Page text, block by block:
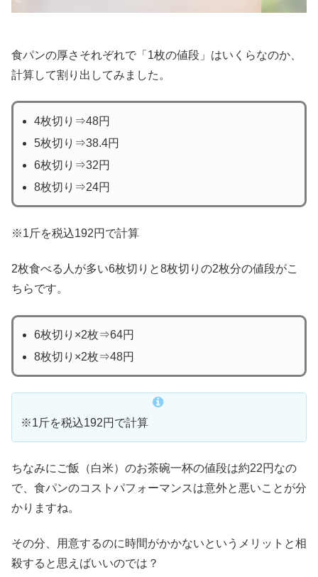
食パンの厚さそれぞれで「1枚の値段」はいくらなのか、
計算して割り出してみました。
4枚切り⇒48円
5枚切り⇒38.4円
6枚切り⇒32円
8枚切り⇒24円
※1斤を税込192円で計算
2枚食べる人が多い6枚切りと8枚切りの2枚分の値段がこ
ちらです。
6枚切り×2枚⇒64円
8枚切り×2枚⇒48円
※1斤を税込192円で計算
ちなみにご飯（白米）のお茶碗一杯の値段は約22円なの
で、食パンのコストパフォーマンスは意外と悪いことが分
かりますね。
その分、用意するのに時間がかかないというメリットと相
殺すると思えばいいのでは？